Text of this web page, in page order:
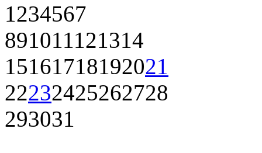
1234567
891011121314
15161718192021
22232425262728
293031